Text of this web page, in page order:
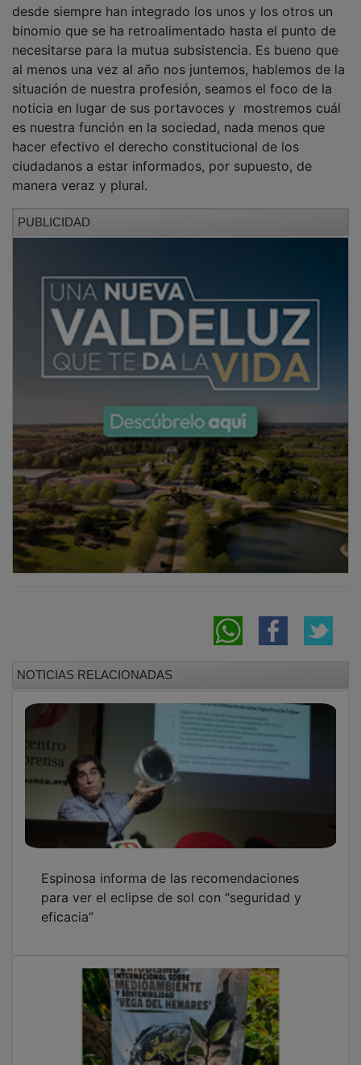
binomio que se ha retroalimentado hasta el punto de
necesitarse para la mutua subsistencia. Es bueno que
al menos una vez al año nos juntemos, hablemos de la
situación de nuestra profesión, seamos el foco de la
noticia en lugar de sus portavoces y mostremos cuál
es nuestra función en la sociedad, nada menos que
hacer efectivo el derecho constitucional de los
ciudadanos a estar informados, por supuesto, de
manera veraz y plural.
para ver el eclipse de sol con “seguridad y
eficacia”